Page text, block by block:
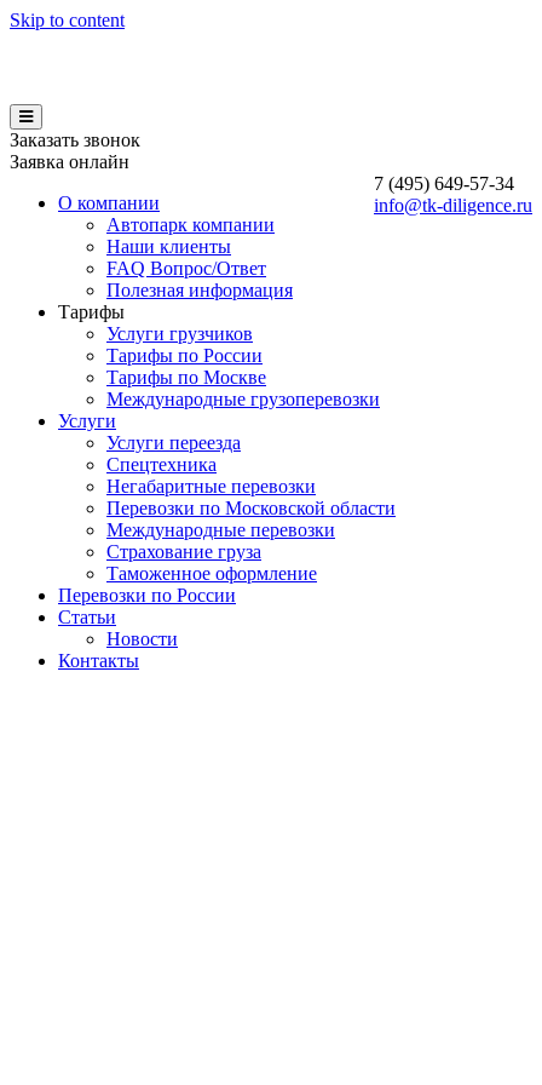
Skip to content
Заказать звонок
Заявка онлайн
7 (495) 649-57-34
info@tk-diligence.ru
О компании
Автопарк компании
Наши клиенты
FAQ Вопрос/Ответ
Полезная информация
Тарифы
Услуги грузчиков
Тарифы по России
Тарифы по Москве
Международные грузоперевозки
Услуги
Услуги переезда
Спецтехника
Негабаритные перевозки
Перевозки по Московской области
Международные перевозки
Страхование груза
Таможенное оформление
Перевозки по России
Статьи
Новости
Контакты